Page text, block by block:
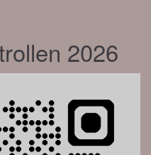
2026